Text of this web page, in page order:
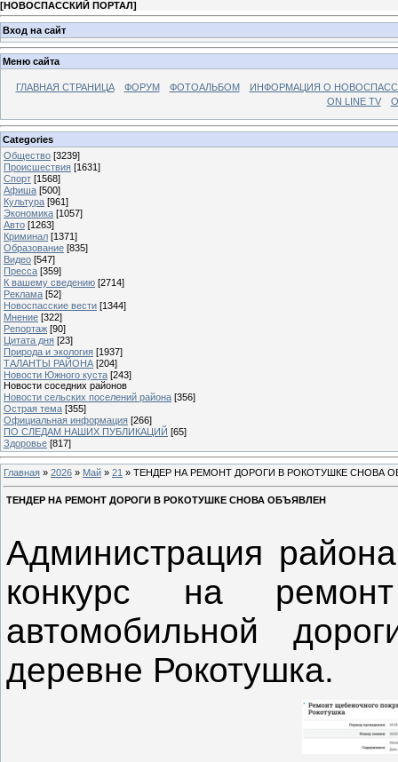
[НОВОСПАССКИЙ ПОРТАЛ]
Вход на сайт
Меню сайта
ГЛАВНАЯ СТРАНИЦА ФОРУМ ФОТОАЛЬБОМ
ИНФОРМАЦИЯ О
ON LINE TV
Categories
Общество [3239]
Происшествия [1631]
Спорт [1568]
Афиша [500]
Культура [961]
Экономика [1057]
Авто [1263]
Криминал [1371]
Образование [835]
Видео [547]
Пресса [359]
К вашему сведению [2714]
Реклама [52]
Новоспасские вести [1344]
Мнение [322]
Репортаж [90]
Цитата дня [23]
Природа и экология [1937]
ТАЛАНТЫ РАЙОНА [204]
Новости Южного куста [243]
Новости соседних районов
Новости сельских поселений района [356]
Острая тема [355]
Официальная информация [266]
ПО СЛЕДАМ НАШИХ ПУБЛИКАЦИЙ [65]
Здоровье [817]
Главная » 2026 » Май » 21 » ТЕНДЕР НА РЕМОНТ ДОРОГИ В РОКОТУШКЕ СНОВА
ТЕНДЕР НА РЕМОНТ ДОРОГИ В РОКОТУШКЕ СНОВА ОБЪЯВЛЕН
Администрация
конкурс на
автомобильной
деревне Рокотушка.